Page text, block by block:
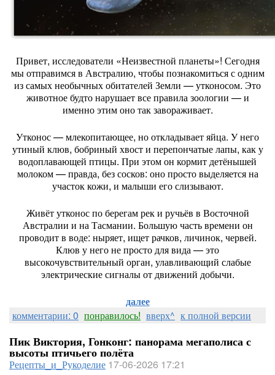
Привет, исследователи «Неизвестной планеты»! Сегодня
мыотправимсяв Австралию, чтобыпознакомитьсясодним
изсамыхнеобычныхобитателей Земли — утконосом. Это
животноебудтонарушаетвсеправилазоологии — и
именноэтимонотакзавораживает.
Утконос— млекопитающее, нооткладываетяйца. Унего
утиный клюв, бобриный хвости перепончатыелапы, каку
водоплавающей птицы. При этомон кормитдетёнышей
молоком— правда, безсосков: онопростовыделяетсяна
участоккожи, и малыши егослизывают.
Живётутконоспоберегамреки ручьёв в Восточной
Австралии и наТасмании. Большуючастьвремени он
проводитв воде: ныряет, ищетрачков, личинок, червей.
Клюв унегонепростодлявида— это
высокочувствительный орган, улавливающий слабые
электрическиесигналыотдвижений добычи.
далее
комментарии: 0 понравилось! вверх^ к полной версии
Пик Виктория, Гонконг: панорама мегаполиса с
высоты птичьего полёта
Рецепты_и_Рукоделие 17-06-2026 17:21